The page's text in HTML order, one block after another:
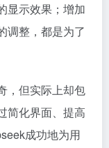
显示效果；增加
调整，都是为了
，但实际上却包
简化界面、提高
成功地为用